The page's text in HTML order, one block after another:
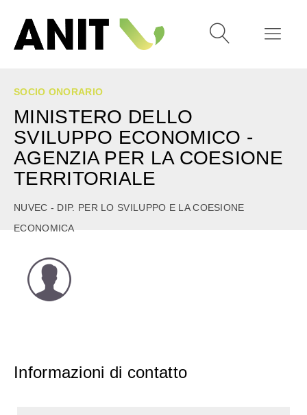
SOCIO ONORARIO
MINISTERO DELLO
SVILUPPO ECONOMICO -
AGENZIA PER LA COESIONE
TERRITORIALE
NUVEC - DIP. PER LO SVILUPPO E LA COESIONE
ECONOMICA
Informazioni di contatto